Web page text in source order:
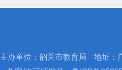
主办单位：韶关市教育局 地址：